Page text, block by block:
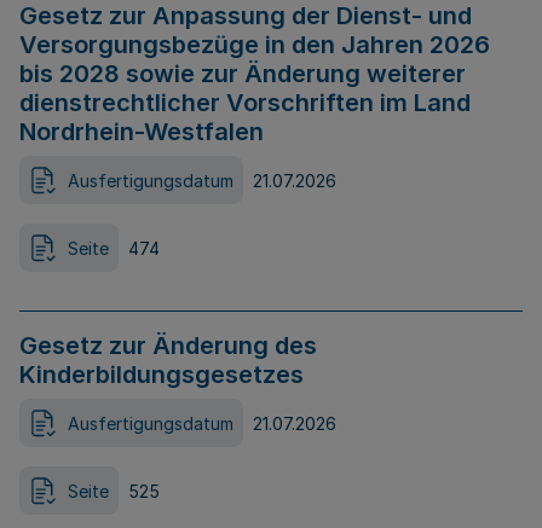
Gesetz zur Anpassung der Dienst- und
Versorgungsbezüge in den Jahren 2026
bis 2028 sowie zur Änderung weiterer
dienstrechtlicher Vorschriften im Land
Nordrhein-Westfalen
Ausfertigungsdatum 21.07.2026
Seite 474
Gesetz zur Änderung des
Kinderbildungsgesetzes
Ausfertigungsdatum 21.07.2026
Seite 525